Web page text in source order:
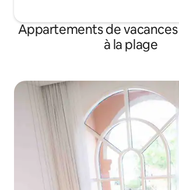
Appartements de
à la plage